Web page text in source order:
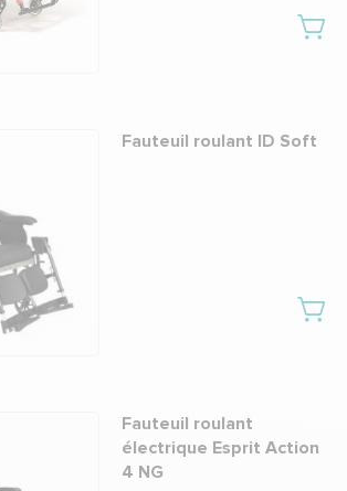
Fauteuil roulant ID Soft
Fauteuil roulant
électrique Esprit Action
4 NG